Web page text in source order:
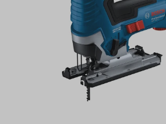
Stichsägen